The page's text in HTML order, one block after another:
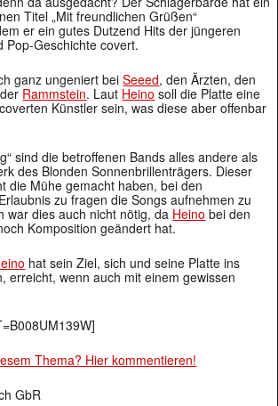
Titel „Mit freundlichen Grüßen“
er ein gutes Dutzend Hits der jüngeren
Pop-Geschichte covert.
ganz ungeniert beiSeeed, den Ärzten, den
Rammstein. Laut Heino soll die Platte eine
Künstler sein, was diese aber offenbar
sind die betroffenen Bands alles andere als
des Blonden Sonnenbrillenträgers. Dieser
die Mühe gemacht haben, bei den
zu fragen die Songs aufnehmen zu
war dies auch nicht nötig, da Heino bei den
Komposition geändert hat.
hat sein Ziel, sich und seine Platte ins
erreicht, wenn auch mit einem gewissen
Thema? Hier kommentieren!
GbR